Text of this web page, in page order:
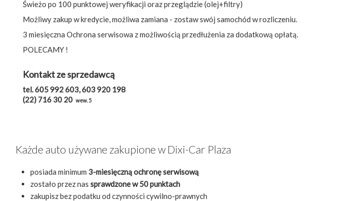
Świeżo po 100 punktowej weryfikacji oraz przeglądzie (olej+filtry)
Możliwy zakup w kredycie, możliwa zamiana - zostaw swój samochód w rozliczeniu.
3 miesięczna Ochrona serwisowa z możliwością przedłużenia za dodatkową opłatą.
POLECAMY !
Kontakt ze sprzedawcą
tel. 605 992 603, 603 920 198
(22) 716 30 20 wew. 5
Każde auto używane zakupione w Dixi-Car Plaza
posiada minimum 3-miesięczną ochronę serwisową
zostało przez nas sprawdzone w 50 punktach
zakupisz bez podatku od czynności cywilno-prawnych